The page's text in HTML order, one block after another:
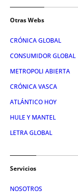
Otras Webs
CRÓNICA GLOBAL
CONSUMIDOR GLOBAL
METROPOLI ABIERTA
CRÓNICA VASCA
ATLÁNTICO HOY
HULE Y MANTEL
LETRA GLOBAL
Servicios
NOSOTROS